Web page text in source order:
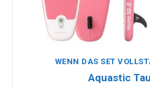
WENN DAS SET
Aquastic